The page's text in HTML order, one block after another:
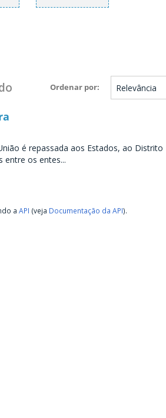
Ordenar por
é repassada aos Estados, ao Distrito
entre os entes...
a API (veja Documentação da API).